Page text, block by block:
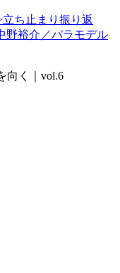
向く｜vol.6